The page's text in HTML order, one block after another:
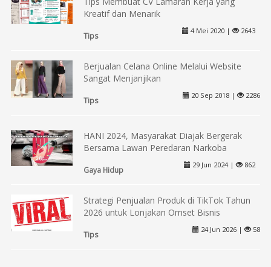
Kreatif dan Menarik
Tips
4 Mei 2020 | 2643
Berjualan Celana Online Melalui Website
Sangat Menjanjikan
Tips
20 Sep 2018 | 2286
HANI 2024, Masyarakat Diajak Bergerak
Bersama Lawan Peredaran Narkoba
Gaya Hidup
29 Jun 2024 | 862
Strategi Penjualan Produk di TikTok Tahun
2026 untuk Lonjakan Omset Bisnis
Tips
24 Jun 2026 | 58